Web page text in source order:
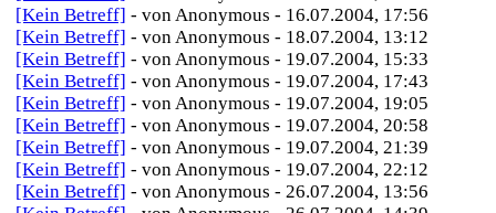
[Kein Betreff] - von Anonymous - 16.07.2004, 17:56
[Kein Betreff] - von Anonymous - 18.07.2004, 13:12
[Kein Betreff] - von Anonymous - 19.07.2004, 15:33
[Kein Betreff] - von Anonymous - 19.07.2004, 17:43
[Kein Betreff] - von Anonymous - 19.07.2004, 19:05
[Kein Betreff] - von Anonymous - 19.07.2004, 20:58
[Kein Betreff] - von Anonymous - 19.07.2004, 21:39
[Kein Betreff] - von Anonymous - 19.07.2004, 22:12
[Kein Betreff] - von Anonymous - 26.07.2004, 13:56